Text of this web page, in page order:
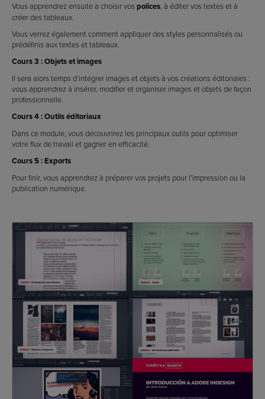
Vous apprendrez ensuite à choisir vos polices, à éditer vos textes et à
créer des tableaux.
Vous verrez également comment appliquer des styles personnalisés ou
prédéfinis aux textes et tableaux.
Cours 3 : Objets et images
Il sera alors temps d’intégrer images et objets à vos créations éditoriales :
vous apprendrez à insérer, modifier et organiser images et objets de façon
professionnelle.
Cours 4 : Outils éditoriaux
Dans ce module, vous découvrirez les principaux outils pour optimiser
votre flux de travail et gagner en efficacité.
Cours 5 : Exports
Pour finir, vous apprendrez à préparer vos projets pour l’impression ou la
publication numérique.